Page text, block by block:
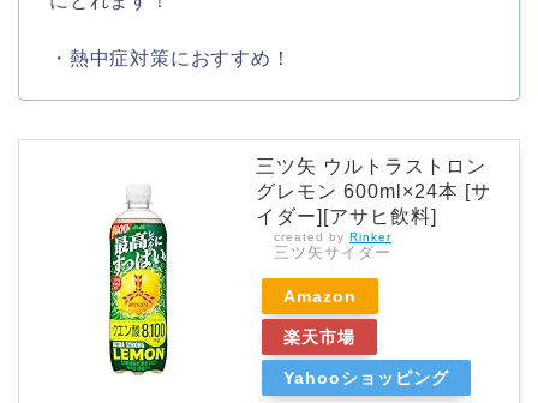
・熱中症対策におすすめ！
三ツ矢 ウルトラストロン
グレモン 600ml×24本 [サ
イダー][アサヒ飲料]
created by Rinker
三ツ矢サイダー
Amazon
楽天市場
Yahooショッピング